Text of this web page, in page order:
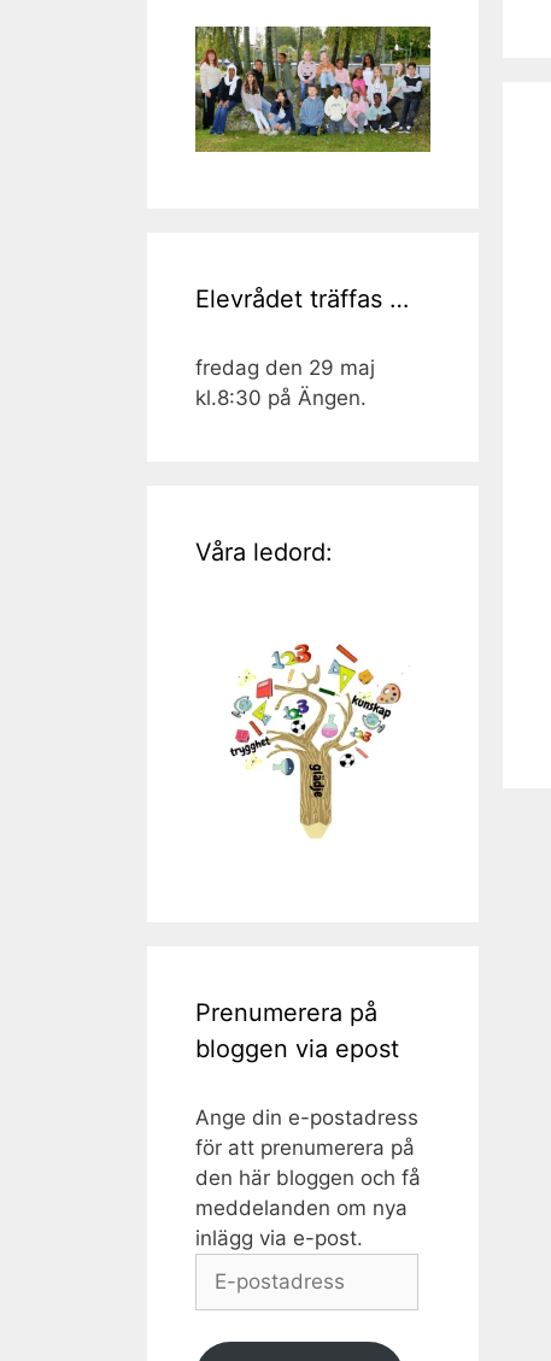
Elevrådet träffas …
fredag den 29 maj
kl.8:30 på Ängen.
Våra ledord:
Prenumerera på
bloggen via epost
Ange din e-postadress
för att prenumerera på
den här bloggen och få
meddelanden om nya
inlägg via e-post.
postadress